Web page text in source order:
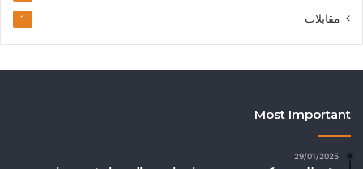
مقابلات 1
Most Important
29/01/2025